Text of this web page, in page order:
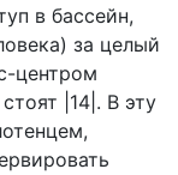
в бассейн,
за целый
центром
|14|. В эту